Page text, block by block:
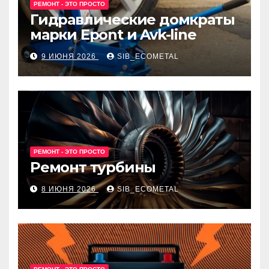
РЕМОНТ - ЭТО ПРОСТО
Гидравлические домкраты
марки Epont и Avk-line
9 ИЮНЯ 2026 SIB_ECOMETAL
РЕМОНТ - ЭТО ПРОСТО
Ремонт турбины
8 ИЮНЯ 2026 SIB_ECOMETAL